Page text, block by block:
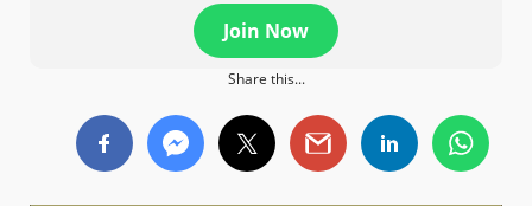
Join Now
Share this...